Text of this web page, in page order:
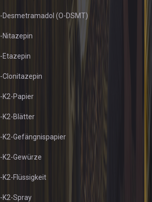
-Desmetramadol (O-DSMT)
-Nitazepin
-Etazepin
-Clonitazepin
-K2-Papier
-K2-Blätter
-K2-Gefängnispapier
-K2-Gewürze
-K2-Flüssigkeit
-K2-Spray